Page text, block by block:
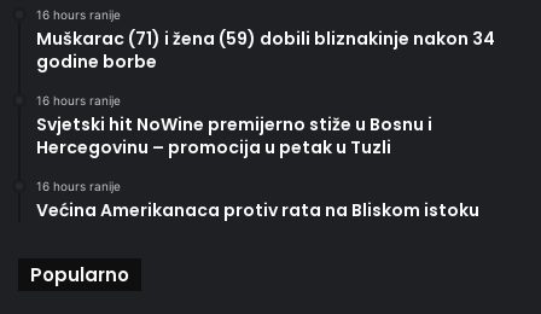
16 hours ranije
Muškarac (71) i žena (59) dobili bliznakinje nakon 34
godine borbe
16 hours ranije
Svjetski hit NoWine premijerno stiže u Bosnu i
Hercegovinu – promocija u petak u Tuzli
16 hours ranije
Većina Amerikanaca protiv rata na Bliskom istoku
Popularno